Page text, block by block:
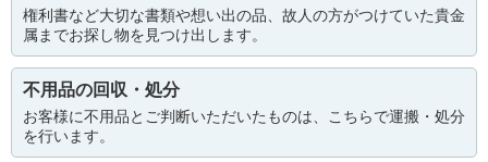
権利書など大切な書類や想い出の品、故人の方がつけていた貴金
属までお探し物を見つけ出します。
不用品の回収・処分
お客様に不用品とご判断いただいたものは、こちらで運搬・処分
を行います。